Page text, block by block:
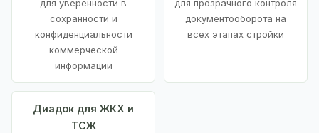
для уверенности в
сохранности и
конфиденциальности
коммерческой
информации
для прозрачного контроля
документооборота на
всех этапах стройки
Диадок для ЖКХ и
ТСЖ